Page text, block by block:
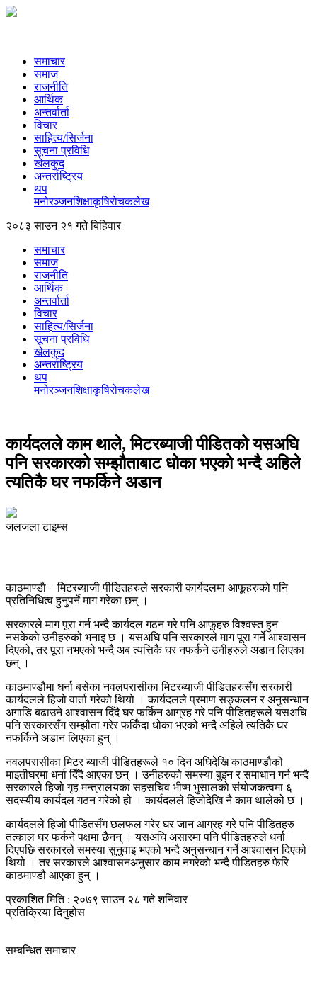
समाचार
समाज
राजनीति
आर्थिक
अन्तर्वार्ता
विचार
साहित्य/सिर्जना
सूचना प्रविधि
खेलकुद
अन्तर्राष्ट्रिय
थप
मनोरञ्‍जनशिक्षाकृषिरोचकलेख
२०८३ साउन २१ गते बिहिवार
समाचार
समाज
राजनीति
आर्थिक
अन्तर्वार्ता
विचार
साहित्य/सिर्जना
सूचना प्रविधि
खेलकुद
अन्तर्राष्ट्रिय
थप
मनोरञ्‍जनशिक्षाकृषिरोचकलेख
कार्यदलले काम थाले, मिटरब्याजी पीडितको यसअघि
पनि सरकारको सम्झौताबाट धोका भएको भन्दै अहिले
त्यतिकै घर नफर्किने अडान
जलजला टाइम्स
काठमाण्डाै – मिटरब्याजी पीडितहरुले सरकारी कार्यदलमा आफूहरुको पनि
प्रतिनिधित्व हुनुपर्ने माग गरेका छन् ।
सरकारले माग पूरा गर्न भन्दै कार्यदल गठन गरे पनि आफूहरु विश्वस्त हुन
नसकेको उनीहरुको भनाइ छ । यसअघि पनि सरकारले माग पूरा गर्ने आश्वासन
दिएको, तर पूरा नभएको भन्दै अब त्यत्तिकै घर नफर्कने उनीहरुले अडान लिएका
छन् ।
काठमाण्डौमा धर्ना बसेका नवलपरासीका मिटरब्याजी पीडितहरुसँग सरकारी
कार्यदलले हिजो वार्ता गरेको थियो । कार्यदलले प्रमाण सङ्कलन र अनुसन्धान
अगाडि बढाउने आश्वासन दिँदै घर फर्किन आग्रह गरे पनि पीडितहरूले यसअघि
पनि सरकारसँग सम्झौता गरेर फर्किँदा धोका भएको भन्दै अहिले त्यतिकै घर
नफर्किने अडान लिएका हुन् ।
नवलपरासीका मिटर ब्याजी पीडितहरूले १० दिन अघिदेखि काठमाण्डौको
माइतीघरमा धर्ना दिँदै आएका छन् । उनीहरुको समस्या बुझ्न र समाधान गर्न भन्दै
सरकारले हिजो गृह मन्त्रालयका सहसचिव भीष्म भुसालको संयोजकत्वमा ६
सदस्यीय कार्यदल गठन गरेको हो । कार्यदलले हिजोदेखि नै काम थालेको छ ।
कार्यदलले हिजो पीडितसँग छलफल गरेर घर जान आग्रह गरे पनि पीडितहरु
तत्काल घर फर्कने पक्षमा छैनन् । यसअघि असारमा पनि पीडितहरुले धर्ना
दिएपछि सरकारले समस्या सुनुवाइ भएको भन्दै अनुसन्धान गर्ने आश्वासन दिएको
थियो । तर सरकारले आश्वासनअनुसार काम नगरेको भन्दै पीडितहरु फेरि
काठमाण्डौ आएका हुन् ।
प्रकाशित मिति : २०७९ साउन २८ गते शनिवार
प्रतिक्रिया दिनुहोस
सम्बन्धित समाचार